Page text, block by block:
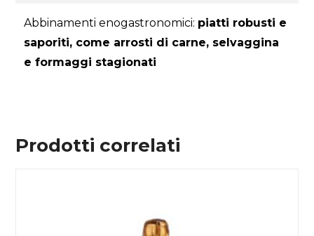
Abbinamenti enogastronomici: piatti robusti e
saporiti, come arrosti di carne, selvaggina
e formaggi stagionati
Prodotti correlati